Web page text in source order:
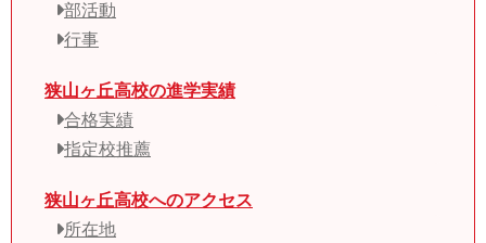
部活動
行事
狭山ヶ丘高校の進学実績
合格実績
指定校推薦
狭山ヶ丘高校へのアクセス
所在地